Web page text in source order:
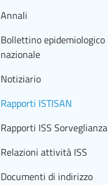
Annali
Bollettino epidemiologico
nazionale
Notiziario
Rapporti ISTISAN
Rapporti ISS Sorveglianza
Relazioni attività ISS
Documenti di indirizzo